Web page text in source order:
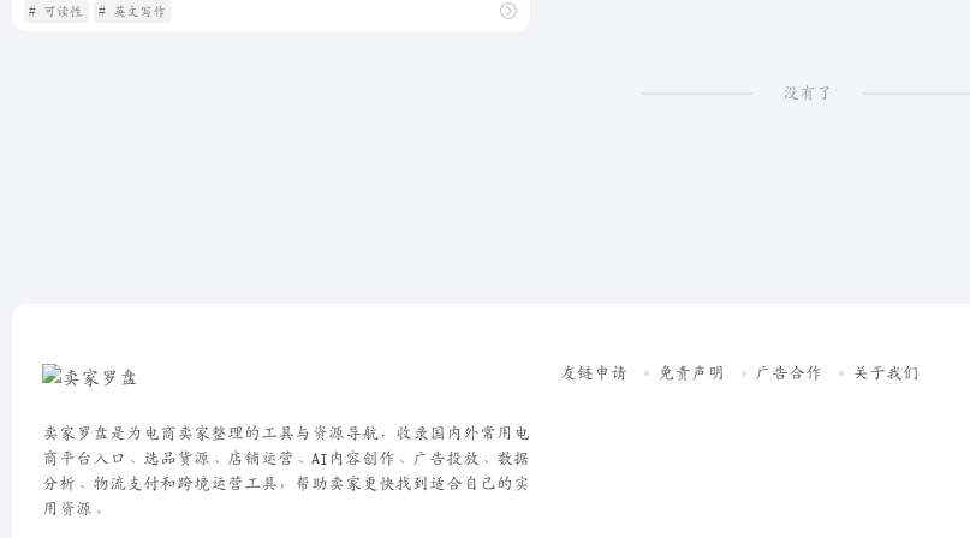
# 可读性 # 英文写作
没有了
卖家罗盘是为电商卖家整理的工具与资源导航，收录国内外常用电
商平台入口、选品货源、店铺运营、AI内容创作、广告投放、数据
分析、物流支付和跨境运营工具，帮助卖家更快找到适合自己的实
用资源。
友链申请 免责声明 广告合作 关于我们